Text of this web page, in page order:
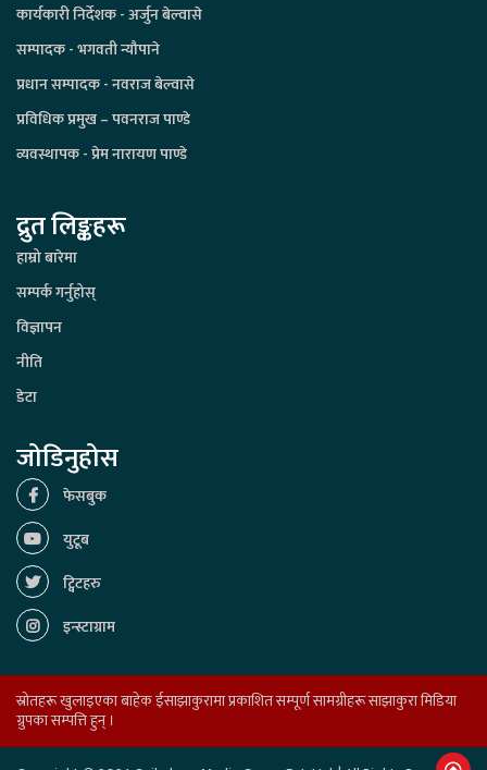
कार्यकारी निर्देशक - अर्जुन बेल्वासे
सम्पादक - भगवती न्यौपाने
प्रधान सम्पादक - नवराज बेल्वासे
प्रविधिक प्रमुख – पवनराज पाण्डे
व्यवस्थापक - प्रेम नारायण पाण्डे
द्रुत लिङ्कहरू
हाम्रो बारेमा
सम्पर्क गर्नुहोस्
विज्ञापन
नीति
डेटा
जोडिनुहोस
फेसबुक
युटूब
ट्विटहरु
इन्स्टाग्राम
स्रोतहरू खुलाइएका बाहेक ईसाझाकुरामा प्रकाशित सम्पूर्ण सामग्रीहरू साझाकुरा मिडिया
ग्रुपका सम्पत्ति हुन् ।